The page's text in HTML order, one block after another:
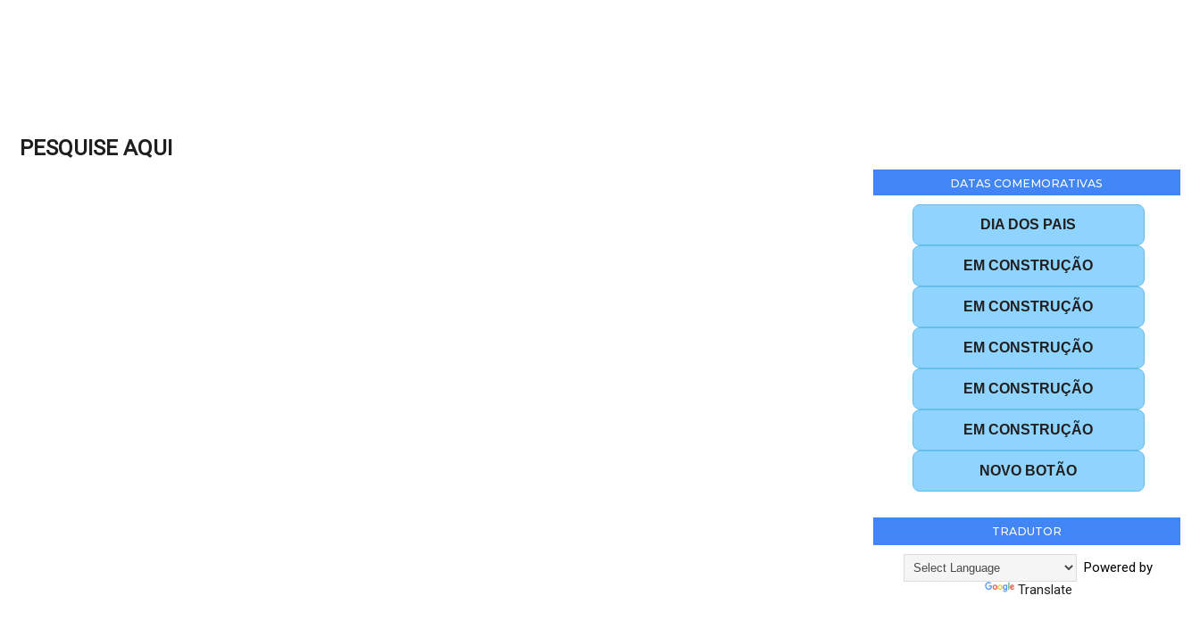
PESQUISE AQUI
DATAS COMEMORATIVAS
DIA DOS PAIS
EM CONSTRUÇÃO
EM CONSTRUÇÃO
EM CONSTRUÇÃO
EM CONSTRUÇÃO
EM CONSTRUÇÃO
NOVO BOTÃO
TRADUTOR
Powered by
Translate